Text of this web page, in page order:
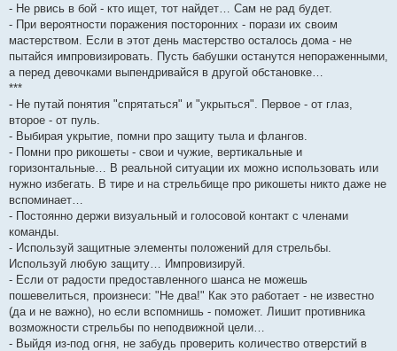
- Не рвись в бой - кто ищет, тот найдет… Сам не рад будет.
- При вероятности поражения посторонних - порази их своим
мастерством. Если в этот день мастерство осталось дома - не
пытайся импровизировать. Пусть бабушки останутся непораженными,
а перед девочками выпендривайся в другой обстановке…
***
- Не путай понятия "спрятаться" и "укрыться". Первое - от глаз,
второе - от пуль.
- Выбирая укрытие, помни про защиту тыла и флангов.
- Помни про рикошеты - свои и чужие, вертикальные и
горизонтальные… В реальной ситуации их можно использовать или
нужно избегать. В тире и на стрельбище про рикошеты никто даже не
вспоминает…
- Постоянно держи визуальный и голосовой контакт с членами
команды.
- Используй защитные элементы положений для стрельбы.
Используй любую защиту… Импровизируй.
- Если от радости предоставленного шанса не можешь
пошевелиться, произнеси: "Не два!" Как это работает - не известно
(да и не важно), но если вспомнишь - поможет. Лишит противника
возможности стрельбы по неподвижной цели…
- Выйдя из-под огня, не забудь проверить количество отверстий в